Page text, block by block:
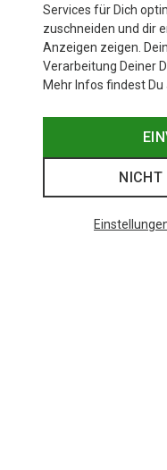
Services für Dich
zuschneiden und dir
Anzeigen zeigen.
Verarbeitung Deiner
Mehr Infos findest
NICHT